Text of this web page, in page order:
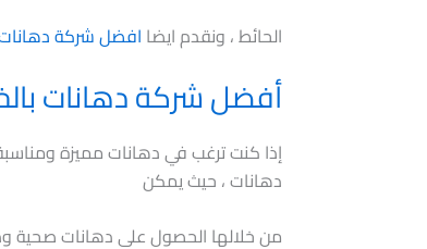
الحائط ، ونقدم ايضا افضل شركة دهانات
أفضل شركة دهانات
إذا كنت ترغب في دهانات مميزة
دهانات ، حيث يمكن
من خلالها الحصول على دهانات صحية